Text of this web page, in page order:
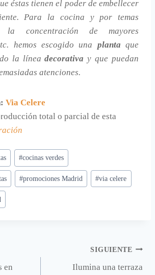
éstas tienen el poder de embellecer
Para la cocina y por temas
la concentración de mayores
hemos escogido una plantaque
la líneadecorativay que puedan
atenciones.
Via Celere
total o parcial de esta
#cocinas verdes
#promociones Madrid #via celere
en
SIGUIENTE
Ilumina una terraza